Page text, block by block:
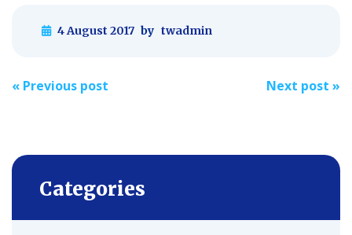
4 August 2017 by twadmin
Post
« Previous post Next post »
Categories